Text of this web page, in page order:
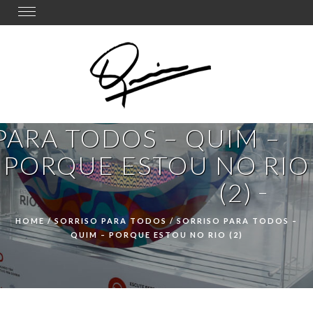
Toggle
navigation
TODOS – QUIM –
PORQUE ESTOU NO RIO
(2)
HOME/SORRISO PARA TODOS /SORRISO PARA TODOS –
QUIM – PORQUE ESTOU NO RIO (2)